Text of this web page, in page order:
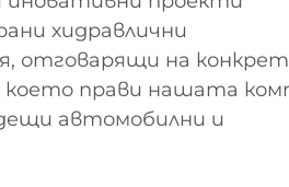
хидравлични
отговарящи на
прави нашата
автомобилни и